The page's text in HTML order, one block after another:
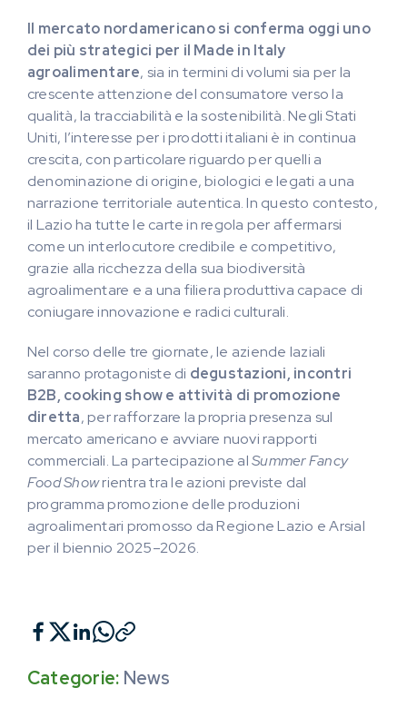
Il mercato nordamericano si conferma oggi uno
dei più strategici per il Made in Italy
agroalimentare, sia in termini di volumi sia per la
crescente attenzione del consumatore verso la
qualità, la tracciabilità e la sostenibilità. Negli Stati
Uniti, l’interesse per i prodotti italiani è in continua
crescita, con particolare riguardo per quelli a
denominazione di origine, biologici e legati a una
narrazione territoriale autentica. In questo contesto,
il Lazio ha tutte le carte in regola per affermarsi
come un interlocutore credibile e competitivo,
grazie alla ricchezza della sua biodiversità
agroalimentare e a una filiera produttiva capace di
coniugare innovazione e radici culturali.
Nel corso delle tre giornate, le aziende laziali
saranno protagoniste di degustazioni, incontri
B2B, cooking show e attività di promozione
diretta, per rafforzare la propria presenza sul
mercato americano e avviare nuovi rapporti
commerciali. La partecipazione alSummer Fancy
FoodShowrientra tra le azioni previste dal
programma promozione delle produzioni
agroalimentari promosso da Regione Lazio e Arsial
per il biennio 2025–2026.
Categorie: News